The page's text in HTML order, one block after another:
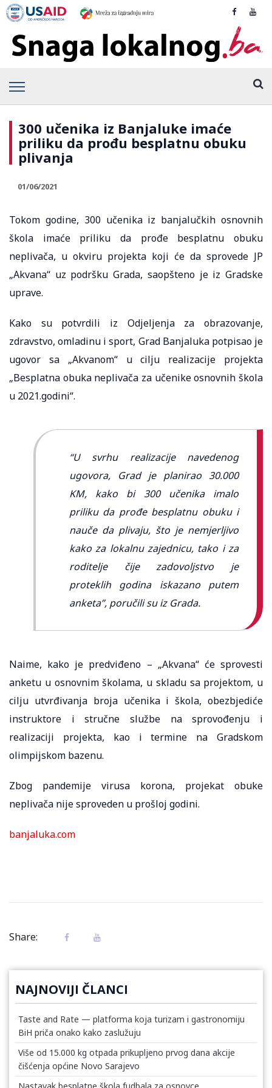
300 učenika iz Banjaluke imaće
priliku da prođu besplatnu obuku
plivanja
01/06/2021
Tokom godine, 300 učenika iz banjalučkih osnovnih
škola imaće priliku da prođe besplatnu obuku
neplivača, u okviru projekta koji će da sprovede JP
„Akvana“ uz podršku Grada, saopšteno je iz Gradske
uprave.
Kako su potvrdili iz Odjeljenja za obrazovanje,
zdravstvo, omladinu i sport, Grad Banjaluka potpisao je
ugovor sa „Akvanom“ u cilju realizacije projekta
„Besplatna obuka neplivača za učenike osnovnih škola
u 2021.godini“.
“U svrhu realizacije navedenog
ugovora, Grad je planirao 30.000
KM, kako bi 300 učenika imalo
priliku da prođe besplatnu obuku i
nauče da plivaju, što je nemjerljivo
kako za lokalnu zajednicu, tako i za
roditelje čije zadovoljstvo je
proteklih godina iskazano putem
anketa”, poručili su iz Grada.
Naime, kako je predviđeno – „Akvana“ će sprovesti
anketu u osnovnim školama, u skladu sa projektom, u
cilju utvrđivanja broja učenika i škola, obezbjediće
instruktore i stručne službe na sprovođenju i
realizaciji projekta, kao i termine na Gradskom
olimpijskom bazenu.
Zbog pandemije virusa korona, projekat obuke
neplivača nije sproveden u prošloj godini.
banjaluka.com
Share:
NAJNOVIJI ČLANCI
Taste and Rate — platforma koja turizam i gastronomiju
BiH priča onako kako zaslužuju
Više od 15.000 kg otpada prikupljeno prvog dana akcije
čišćenja općine Novo Sarajevo
Nastavak besplatne škola fudbala za osnovce